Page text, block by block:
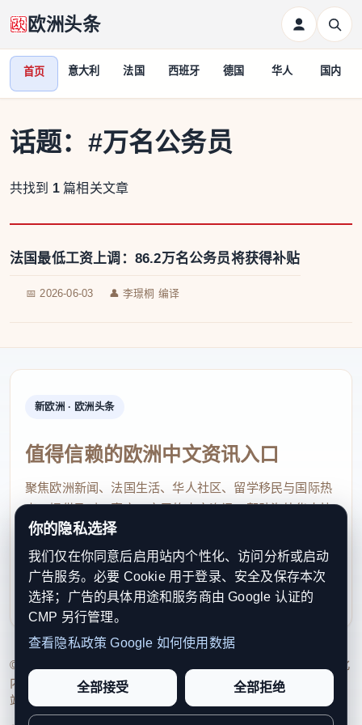
欧洲头条
首页 意大利 法国 西班牙 德国 华人 国内
话题： #万名公务员
共找到 1 篇相关文章
法国最低工资上调：86.2万名公务员将获得补贴
📅 2026-06-03 👤 李璟桐 编译
新欧洲 · 欧洲头条
值得信赖的欧洲中文资讯入口
聚焦欧洲新闻、法国生活、华人社区、留学移民与国际热
点，提供及时、真实、实用的中文资讯，帮助海外华人快
速了解欧洲动态。
contact@xinouzhou.com
服务支持、版权与合作：工作日优先处理站务、投稿与权
利通知
© 2026 新欧洲·欧洲头条. All Rights Reserved. 本网站持续优化
内容透明度、联系方式与用户权利说明，以提升品牌信任感和
站点完整度。
你的隐私选择
我们仅在你同意后启用站内个性化、访问分析或启动
广告服务。必要 Cookie 用于登录、安全及保存本次
选择；广告的具体用途和服务商由 Google 认证的
CMP 另行管理。
查看隐私政策 Google 如何使用数据
全部接受 全部拒绝